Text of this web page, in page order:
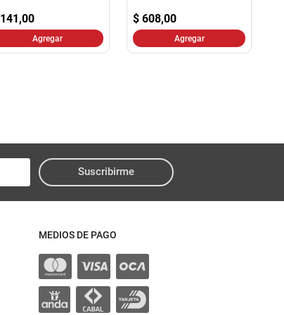
141,00
Agregar
$ 608,00
Agregar
Suscribirme
MEDIOS DE PAGO